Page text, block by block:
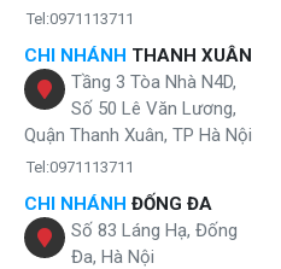
Tel:0971113711
CHI NHÁNH THANH XUÂN
Tầng 3 Tòa Nhà N4D,
Số 50 Lê Văn Lương,
Quận Thanh Xuân, TP Hà Nội
Tel:0971113711
CHI NHÁNH ĐỐNG ĐA
Số 83 Láng Hạ, Đống
Đa, Hà Nội